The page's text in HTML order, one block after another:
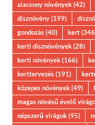
alacsony növények(42)
dísznövény(199)
gondozás(40) kert
kerti dísznövények(28)
kerti növények(166)
kerttervezés(191)
közepes növények(49)
magas növésű évelő
népszerű virágok(95)